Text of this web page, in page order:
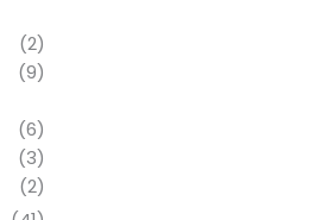
(2)
(9)
(6)
(3)
(2)